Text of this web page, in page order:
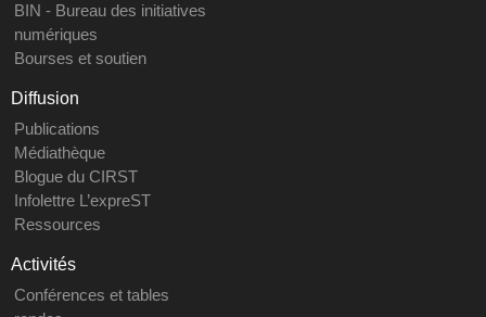
BIN - Bureau des initiatives
numériques
Bourses et soutien
Diffusion
Publications
Médiathèque
Blogue du CIRST
Infolettre L’expreST
Ressources
Activités
Conférences et tables